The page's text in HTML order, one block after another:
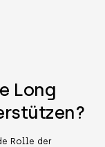
Long
Rolle der